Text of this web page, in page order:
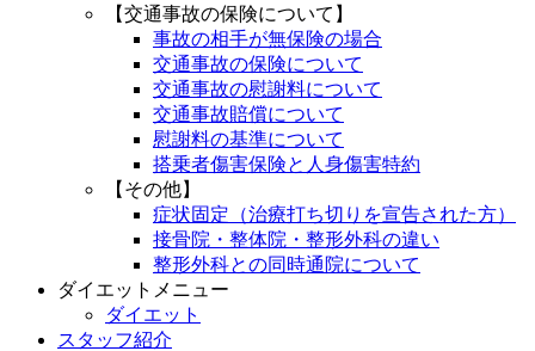
【交通事故の保険について】
事故の相手が無保険の場合
交通事故の保険について
交通事故の慰謝料について
交通事故賠償について
慰謝料の基準について
搭乗者傷害保険と人身傷害特約
【その他】
症状固定（治療打ち切りを宣告された方）
接骨院・整体院・整形外科の違い
整形外科との同時通院について
ダイエットメニュー
ダイエット
スタッフ紹介